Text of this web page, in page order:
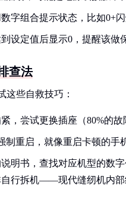
数字组合提示状态，比如0+
设定值后显示0，提醒该做
查法
这些自救技巧：
，尝试更换插座（80%的故
制重启，就像重启卡顿的手
说明书，查找对应机型的数
行拆机——现代缝纫机内